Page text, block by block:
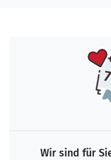
Wir sind für